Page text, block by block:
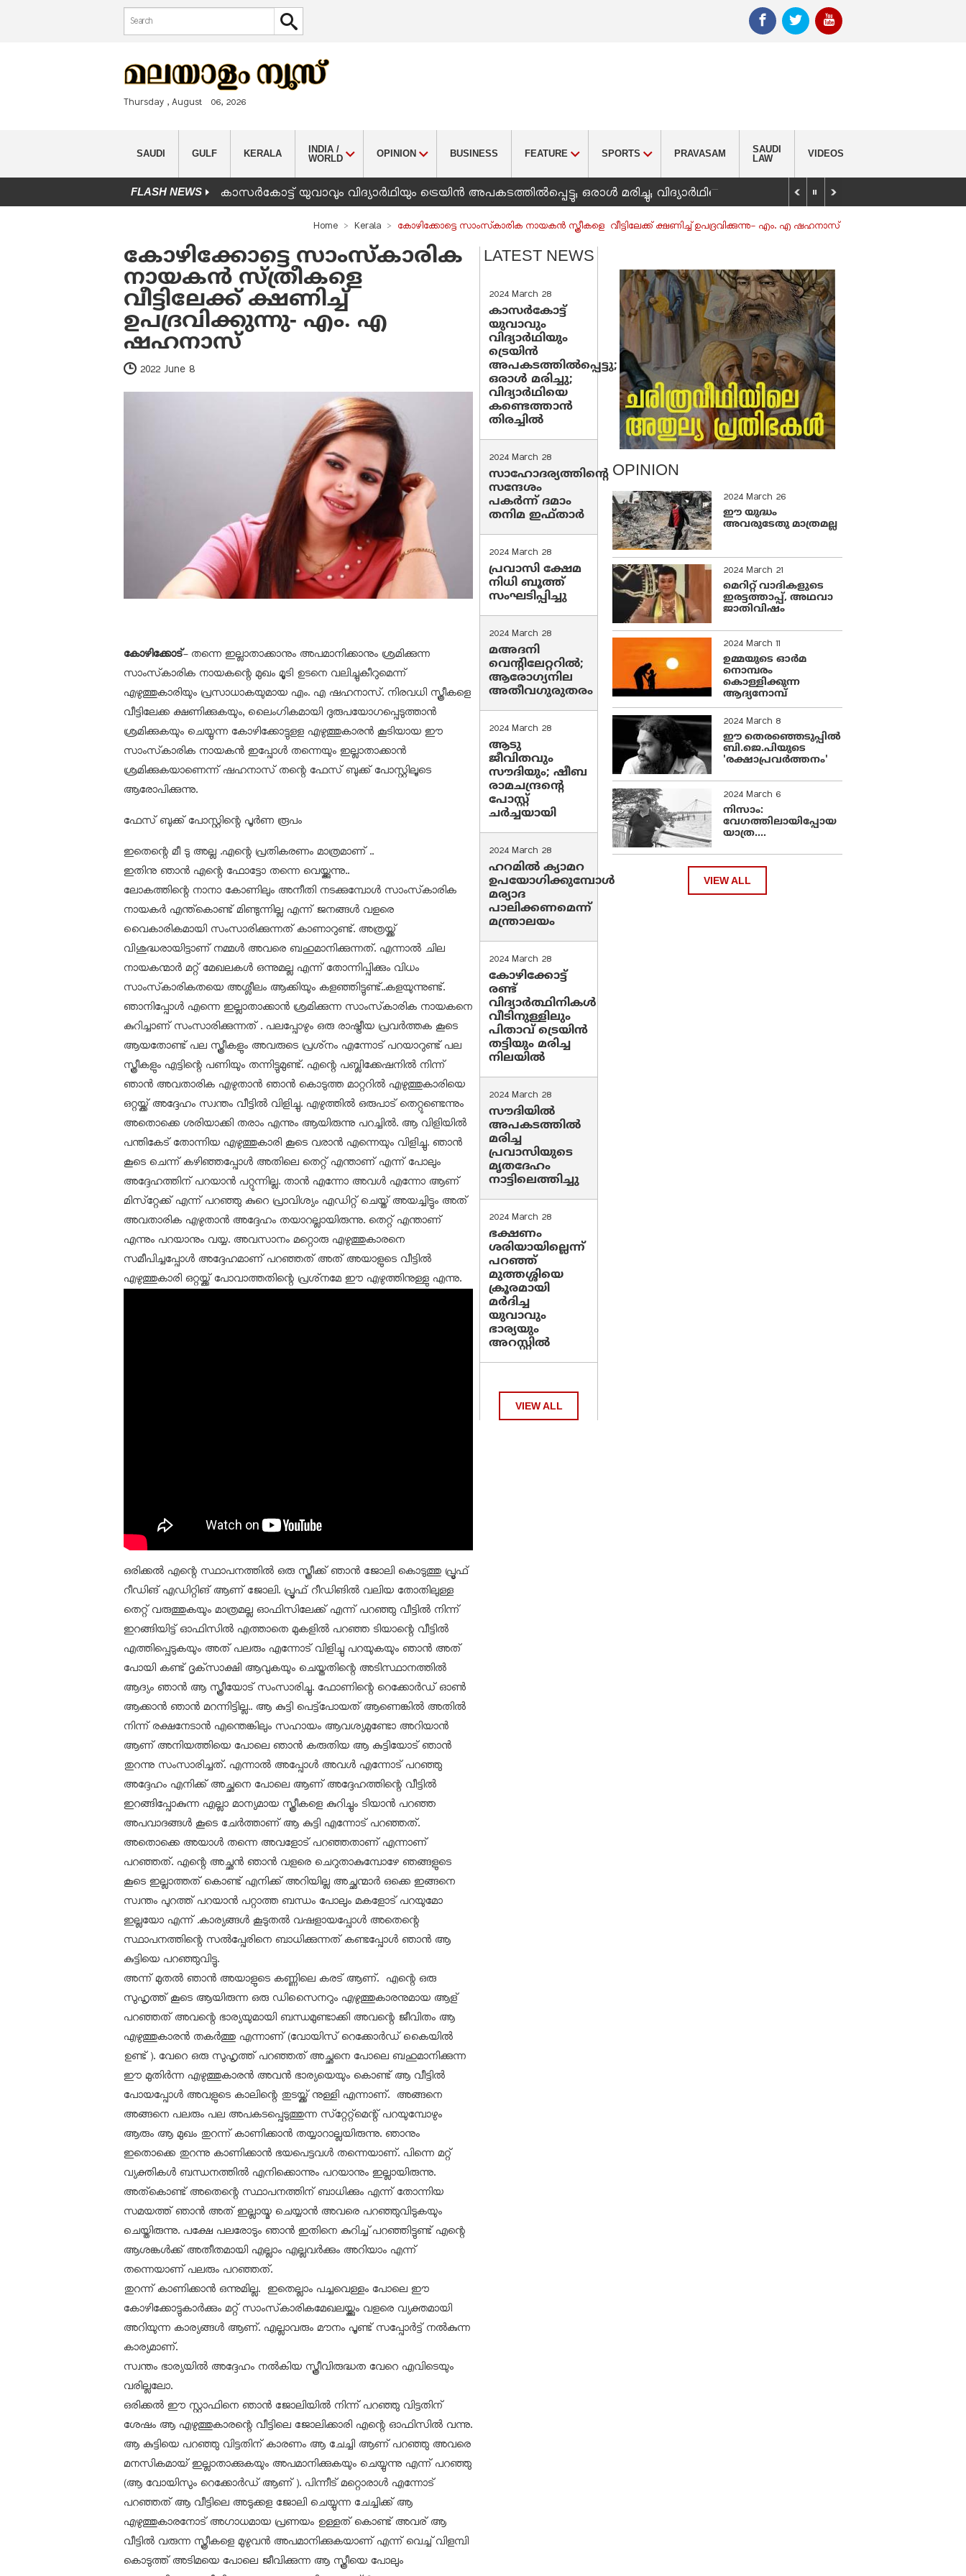
Search form
Search
Thursday , August 06, 2026
SAUDI GULF KERALA
INDIA /
WORLD
OPINION BUSINESS FEATURE SPORTS PRAVASAM
SAUDI
LAW
VIDEOS
FLASH NEWS കാസർകോട്ട് യുവാവും വിദ്യാർഥിയും ട്രെയിൻ അപകടത്തിൽപ്പെട്ടു; ഒരാൾ മരിച്ചു; വിദ്യാർഥിയെ കണ്ടെത്താൻ തിരച്ചിൽ
Home Kerala കോഴിക്കോട്ടെ സാംസ്‌കാരിക നായകന്‍ സ്ത്രീകളെ വീട്ടിലേക്ക് ക്ഷണിച്ച് ഉപദ്രവിക്കുന്നു- എം. എ ഷഹനാസ്
കോഴിക്കോട്ടെ സാംസ്‌കാരിക
നായകന്‍ സ്ത്രീകളെ
വീട്ടിലേക്ക് ക്ഷണിച്ച്
ഉപദ്രവിക്കുന്നു- എം. എ
ഷഹനാസ്
2022 June 8
കോഴിക്കോട്- തന്നെ ഇല്ലാതാക്കാനും അപമാനിക്കാനും ശ്രമിക്കുന്ന
സാംസ്‌കാരിക നായകന്റെ മുഖം മൂടി ഉടനെ വലിച്ചുകീറുമെന്ന്
എഴുത്തുകാരിയും പ്രസാധാകയുമായ എം. എ ഷഹനാസ്. നിരവധി സ്ത്രീകളെ
വീട്ടിലേക്ക ക്ഷണിക്കുകയും, ലൈംഗികമായി ദുരുപയോഗപ്പെടുത്താന്‍
ശ്രമിക്കുകയും ചെയ്യുന്ന കോഴിക്കോട്ടുളള എഴുത്തുകാരന്‍ കൂടിയായ ഈ
സാംസ്‌കാരിക നായകന്‍ ഇപ്പോള്‍ തന്നെയും ഇല്ലാതാക്കാന്‍
ശ്രമിക്കുകയാണെന്ന് ഷഹനാസ് തന്റെ ഫേസ് ബുക്ക് പോസ്റ്റിലൂടെ
ആരോപിക്കുന്നു.
ഫേസ് ബുക്ക് പോസ്റ്റിന്റെ പൂര്‍ണ രൂപം
ഇതെന്റെ മീ ടു അല്ല .എന്റെ പ്രതികരണം മാത്രമാണ് ..
ഇതിനു ഞാന്‍ എന്റെ ഫോട്ടോ തന്നെ വെയ്ക്കുന്നു..
ലോകത്തിന്റെ നാനാ കോണിലും അനീതി നടക്കുമ്പോള്‍ സാംസ്‌കാരിക
നായകര്‍ എന്ത്‌കൊണ്ട് മിണ്ടുന്നില്ല എന്ന് ജനങ്ങള്‍ വളരെ
വൈകാരികമായി സംസാരിക്കുന്നത് കാണാറുണ്ട്. അത്രയ്ക്ക്
വിശുദ്ധരായിട്ടാണ് നമ്മള്‍ അവരെ ബഹുമാനിക്കുന്നത്. എന്നാല്‍ ചില
നായകന്മാര്‍ മറ്റ് മേഖലകള്‍ ഒന്നുമല്ല എന്ന് തോന്നിപ്പിക്കും വിധം
സാംസ്‌കാരികതയെ അശ്ലീലം ആക്കിയും കളഞ്ഞിട്ടുണ്ട്..കളയുന്നുണ്ട്.
ഞാനിപ്പോള്‍ എന്നെ ഇല്ലാതാക്കാന്‍ ശ്രമിക്കുന്ന സാംസ്‌കാരിക നായകനെ
കുറിച്ചാണ് സംസാരിക്കുന്നത് . പലപ്പോഴും ഒരു രാഷ്ട്രീയ പ്രവര്‍ത്തക കൂടെ
ആയതോണ്ട് പല സ്ത്രീകളും അവരുടെ പ്രശ്‌നം എന്നോട് പറയാറുണ്ട് പല
സ്ത്രീകളും എട്ടിന്റെ പണിയും തന്നിട്ടുമുണ്ട്. എന്റെ പബ്ലിക്കേഷനില്‍ നിന്ന്
ഞാന്‍ അവതാരിക എഴുതാന്‍ ഞാന്‍ കൊടുത്ത മാറ്ററില്‍ എഴുത്തുകാരിയെ
ഒറ്റയ്ക്ക് അദ്ദേഹം സ്വന്തം വീട്ടില്‍ വിളിച്ചു. എഴുത്തില്‍ ഒരുപാട് തെറ്റുണ്ടെന്നും
അതൊക്കെ ശരിയാക്കി തരാം എന്നും ആയിരുന്നു പറച്ചില്‍. ആ വിളിയില്‍
പന്തികേട് തോന്നിയ എഴുത്തുകാരി കൂടെ വരാന്‍ എന്നെയും വിളിച്ചു. ഞാന്‍
കൂടെ ചെന്ന് കഴിഞ്ഞപ്പോള്‍ അതിലെ തെറ്റ് എന്താണ് എന്ന് പോലും
അദ്ദേഹത്തിന് പറയാന്‍ പറ്റുന്നില്ല. താന്‍ എന്നോ അവള്‍ എന്നോ ആണ്
മിസ്‌റ്റേക്ക് എന്ന് പറഞ്ഞു കുറെ പ്രാവിശ്യം എഡിറ്റ് ചെയ്ത് അയച്ചിട്ടും അത്
അവതാരിക എഴുതാന്‍ അദ്ദേഹം തയാറല്ലായിരുന്നു. തെറ്റ് എന്താണ്
എന്നും പറയാനും വയ്യ. അവസാനം മറ്റൊരു എഴുത്തുകാരനെ
സമീപിച്ചപ്പോള്‍ അദ്ദേഹമാണ് പറഞ്ഞത് അത് അയാളുടെ വീട്ടില്‍
എഴുത്തുകാരി ഒറ്റയ്ക്ക് പോവാത്തതിന്റെ പ്രശ്‌നമേ ഈ എഴുത്തിനുള്ളു എന്നു.
ഒരിക്കല്‍ എന്റെ സ്ഥാപനത്തില്‍ ഒരു സ്ത്രീക്ക് ഞാന്‍ ജോലി കൊടുത്തു പ്രൂഫ്
റീഡിങ് എഡിറ്റിങ് ആണ് ജോലി. പ്രൂഫ് റീഡിങില്‍ വലിയ തോതിലുള്ള
തെറ്റ് വരുത്തുകയും മാത്രമല്ല ഓഫിസിലേക്ക് എന്ന് പറഞ്ഞു വീട്ടില്‍ നിന്ന്
ഇറങ്ങിയിട്ട് ഓഫിസില്‍ എത്താതെ മുകളില്‍ പറഞ്ഞ ടിയാന്റെ വീട്ടില്‍
എത്തിപ്പെടുകയും അത് പലരും എന്നോട് വിളിച്ചു പറയുകയും ഞാന്‍ അത്
പോയി കണ്ട് ദൃക്‌സാക്ഷി ആവുകയും ചെയ്തതിന്റെ അടിസ്ഥാനത്തില്‍
ആദ്യം ഞാന്‍ ആ സ്ത്രീയോട് സംസാരിച്ചു. ഫോണിന്റെ റെക്കോര്‍ഡ് ഓണ്‍
ആക്കാന്‍ ഞാന്‍ മറന്നിട്ടില്ല.. ആ കുട്ടി പെട്ട്‌പോയത് ആണെങ്കില്‍ അതില്‍
നിന്ന് രക്ഷനേടാന്‍ എന്തെങ്കിലും സഹായം ആവശ്യമുണ്ടോ അറിയാന്‍
ആണ് അനിയത്തിയെ പോലെ ഞാന്‍ കരുതിയ ആ കുട്ടിയോട് ഞാന്‍
തുറന്നു സംസാരിച്ചത്. എന്നാല്‍ അപ്പോള്‍ അവള്‍ എന്നോട് പറഞ്ഞു
അദ്ദേഹം എനിക്ക് അച്ഛനെ പോലെ ആണ് അദ്ദേഹത്തിന്റെ വീട്ടില്‍
ഇറങ്ങിപ്പോകുന്ന എല്ലാ മാന്യമായ സ്ത്രീകളെ കുറിച്ചും ടിയാന്‍ പറഞ്ഞ
അപവാദങ്ങള്‍ കൂടെ ചേര്‍ത്താണ് ആ കുട്ടി എന്നോട് പറഞ്ഞത്.
അതൊക്കെ അയാള്‍ തന്നെ അവളോട് പറഞ്ഞതാണ് എന്നാണ്
പറഞ്ഞത്. എന്റെ അച്ഛന്‍ ഞാന്‍ വളരെ ചെറുതാകുമ്പോഴേ ഞങ്ങളുടെ
കൂടെ ഇല്ലാത്തത് കൊണ്ട് എനിക്ക് അറിയില്ല അച്ഛന്മാര്‍ ഒക്കെ ഇങ്ങനെ
സ്വന്തം പുറത്ത് പറയാന്‍ പറ്റാത്ത ബന്ധം പോലും മകളോട് പറയുമോ
ഇല്ലയോ എന്ന് .കാര്യങ്ങള്‍ കൂടുതല്‍ വഷളായപ്പോള്‍ അതെന്റെ
സ്ഥാപനത്തിന്റെ സല്‍പ്പേരിനെ ബാധിക്കുന്നത് കണ്ടപ്പോള്‍ ഞാന്‍ ആ
കുട്ടിയെ പറഞ്ഞുവിട്ടു.
അന്ന് മുതല്‍ ഞാന്‍ അയാളുടെ കണ്ണിലെ കരട് ആണ്. എന്റെ ഒരു
സുഹൃത്ത് കൂടെ ആയിരുന്ന ഒരു ഡിസൈനറും എഴുത്തുകാരനുമായ ആള്
പറഞ്ഞത് അവന്റെ ഭാര്യയുമായി ബന്ധമുണ്ടാക്കി അവന്റെ ജീവിതം ആ
എഴുത്തുകാരന്‍ തകര്‍ത്തു എന്നാണ് (വോയിസ് റെക്കോര്‍ഡ് കൈയില്‍
ഉണ്ട് ). വേറെ ഒരു സുഹൃത്ത് പറഞ്ഞത് അച്ഛനെ പോലെ ബഹുമാനിക്കുന്ന
ഈ മുതിര്‍ന്ന എഴുത്തുകാരന്‍ അവന്‍ ഭാര്യയെയും കൊണ്ട് ആ വീട്ടില്‍
പോയപ്പോള്‍ അവളുടെ കാലിന്റെ തുടയ്ക്ക് നുള്ളി എന്നാണ്. അങ്ങനെ
അങ്ങനെ പലരും പല അപകടപ്പെടുത്തുന്ന സ്‌റ്റേറ്റ്‌മെന്റ് പറയുമ്പോഴും
ആരും ആ മുഖം തുറന്ന് കാണിക്കാന്‍ തയ്യാറാല്ലയിരുന്നു. ഞാനും
ഇതൊക്കെ തുറന്നു കാണിക്കാന്‍ ഭയപെട്ടവള്‍ തന്നെയാണ്. പിന്നെ മറ്റ്
വ്യക്തികള്‍ ബന്ധനത്തില്‍ എനിക്കൊന്നും പറയാനും ഇല്ലായിരുന്നു.
അത്‌കൊണ്ട് അതെന്റെ സ്ഥാപനത്തിന് ബാധിക്കും എന്ന് തോന്നിയ
സമയത്ത് ഞാന്‍ അത് ഇല്ലായ്മ ചെയ്യാന്‍ അവരെ പറഞ്ഞുവിടുകയും
ചെയ്തിരുന്നു. പക്ഷേ പലരോടും ഞാന്‍ ഇതിനെ കുറിച്ച് പറഞ്ഞിട്ടുണ്ട് എന്റെ
ആശങ്കള്‍ക്ക് അതീതമായി എല്ലാം എല്ലവര്‍ക്കും അറിയാം എന്ന്
തന്നെയാണ് പലരും പറഞ്ഞത്.
തുറന്ന് കാണിക്കാന്‍ ഒന്നുമില്ല. ഇതെല്ലാം പച്ചവെള്ളം പോലെ ഈ
കോഴിക്കോട്ടുകാര്‍ക്കും മറ്റ് സാംസ്‌കാരികമേഖലയ്ക്കും വളരെ വ്യക്തമായി
അറിയുന്ന കാര്യങ്ങള്‍ ആണ്. എല്ലാവരും മൗനം പൂണ്ട് സപ്പോര്‍ട്ട് നല്‍കുന്ന
കാര്യമാണ്.
സ്വന്തം ഭാര്യയില്‍ അദ്ദേഹം നല്‍കിയ സ്ത്രീവിരുദ്ധത വേറെ എവിടെയും
വരില്ലലോ.
ഒരിക്കല്‍ ഈ സ്റ്റാഫിനെ ഞാന്‍ ജോലിയില്‍ നിന്ന് പറഞ്ഞു വിട്ടതിന്
ശേഷം ആ എഴുത്തുകാരന്റെ വീട്ടിലെ ജോലിക്കാരി എന്റെ ഓഫിസില്‍ വന്നു.
ആ കുട്ടിയെ പറഞ്ഞു വിട്ടതിന് കാരണം ആ ചേച്ചി ആണ് പറഞ്ഞു അവരെ
മനസികമായ് ഇല്ലാതാക്കുകയും അപമാനിക്കുകയും ചെയ്യുന്നു എന്ന് പറഞ്ഞു
(ആ വോയിസും റെക്കോര്‍ഡ് ആണ് ). പിന്നീട് മറ്റൊരാള്‍ എന്നോട്
പറഞ്ഞത് ആ വീട്ടിലെ അടുക്കള ജോലി ചെയ്യുന്ന ചേച്ചിക്ക് ആ
എഴുത്തുകാരനോട് അഗാധമായ പ്രണയം ഉള്ളത് കൊണ്ട് അവര് ആ
വീട്ടില്‍ വരുന്ന സ്ത്രീകളെ മുഴുവന്‍ അപമാനിക്കുകയാണ് എന്ന് വെച്ച് വിളമ്പി
കൊടുത്ത് അടിമയെ പോലെ ജീവിക്കുന്ന ആ സ്ത്രീയെ പോലും
LATEST NEWS
2024 March 28
കാസർകോട്ട്
യുവാവും
വിദ്യാർഥിയും
ട്രെയിൻ
അപകടത്തിൽപ്പെട്ടു;
ഒരാൾ മരിച്ചു;
വിദ്യാർഥിയെ
കണ്ടെത്താൻ
തിരച്ചിൽ
2024 March 28
സാഹോദര്യത്തിന്റെ
സന്ദേശം
പകർന്ന് ദമാം
തനിമ ഇഫ്‌താർ
2024 March 28
പ്രവാസി ക്ഷേമ
നിധി ബൂത്ത്
സംഘടിപ്പിച്ചു
2024 March 28
മഅദനി
വെന്റിലേറ്ററിൽ;
ആരോഗ്യനില
അതീവഗുരുതരം
2024 March 28
ആടു
ജീവിതവും
സൗദിയും; ഷീബ
രാമചന്ദ്രന്റെ
പോസ്റ്റ്
ചര്‍ച്ചയായി
2024 March 28
ഹറമില്‍ ക്യാമറ
ഉപയോഗിക്കുമ്പോള്‍
മര്യാദ
പാലിക്കണമെന്ന്
മന്ത്രാലയം
2024 March 28
കോഴിക്കോട്ട്
രണ്ട്
വിദ്യാർത്ഥിനികൾ
വീടിനുള്ളിലും
പിതാവ് ട്രെയിൻ
തട്ടിയും മരിച്ച
നിലയിൽ
2024 March 28
സൗദിയില്‍
അപകടത്തില്‍
മരിച്ച
പ്രവാസിയുടെ
മൃതദേഹം
നാട്ടിലെത്തിച്ചു
2024 March 28
ഭക്ഷണം
ശരിയായില്ലെന്ന്
പറഞ്ഞ്
മുത്തശ്ശിയെ
ക്രൂരമായി
മര്‍ദിച്ച
യുവാവും
ഭാര്യയും
അറസ്റ്റില്‍
VIEW ALL
OPINION
2024 March 26
ഈ യുദ്ധം
അവരുടേതു മാത്രമല്ല
2024 March 21
മെറിറ്റ് വാദികളുടെ
ഇരട്ടത്താപ്പ്, അഥവാ
ജാതിവിഷം
2024 March 11
ഉമ്മയുടെ ഓർമ
നൊമ്പരം
കൊള്ളിക്കുന്ന
ആദ്യനോമ്പ്
2024 March 8
ഈ തെരഞ്ഞെടുപ്പില്‍
ബി.ജെ.പിയുടെ
'രക്ഷാപ്രവര്‍ത്തനം'
2024 March 6
നിസാം:
വേഗത്തിലായിപ്പോയ
യാത്ര....
VIEW ALL